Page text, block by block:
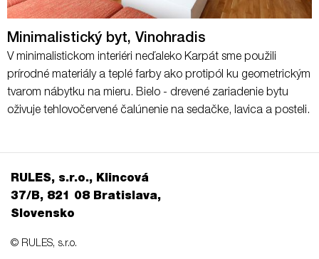
Minimalistický byt, Vinohradis
V minimalistickom interiéri neďaleko Karpát sme použili
prírodné materiály a teplé farby ako protipól ku geometrickým
tvarom nábytku na mieru. Bielo - drevené zariadenie bytu
oživuje tehlovočervené čalúnenie na sedačke, lavica a posteli.
RULES, s.r.o., Klincová
37/B, 821 08 Bratislava,
Slovensko
© RULES, s.r.o.